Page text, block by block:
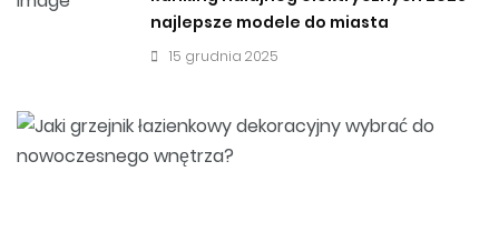
najlepsze modele do miasta
15 grudnia 2025